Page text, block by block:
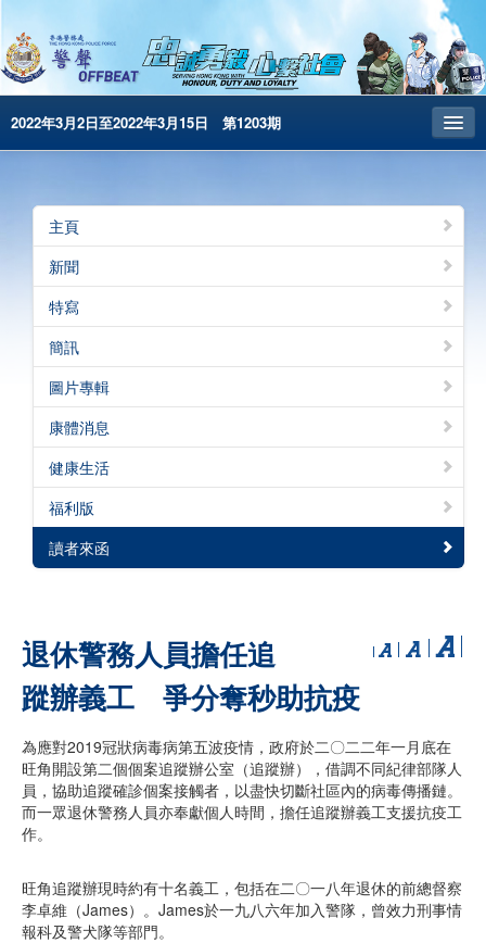
2022年3月2日至2022年3月15日 第1203期
昔日警聲
警務處主頁
简体版
English
電子書版
警聲特刊
主頁
新聞
特寫
簡訊
圖片專輯
康體消息
健康生活
福利版
讀者來函
退休警務人員擔任追
蹤辦義工 爭分奪秒助抗疫
為應對2019冠狀病毒病第五波疫情，政府於二〇二二年一月底在
旺角開設第二個個案追蹤辦公室（追蹤辦），借調不同紀律部隊人
員，協助追蹤確診個案接觸者，以盡快切斷社區內的病毒傳播鏈。
而一眾退休警務人員亦奉獻個人時間，擔任追蹤辦義工支援抗疫工
作。
旺角追蹤辦現時約有十名義工，包括在二〇一八年退休的前總督察
李卓維（James）。James於一九八六年加入警隊，曾效力刑事情
報科及警犬隊等部門。